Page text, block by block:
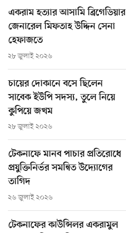
একরাম হত্যার আসামি ব্রিগেডিয়ার
জেনারেল মিফতাহ উদ্দিন সেনা
হেফাজতে
২৮ জুলাই ২০২৬
চায়ের দোকানে বসে ছিলেন
সাবেক ইউপি সদস্য, তুলে নিয়ে
কুপিয়ে জখম
২৮ জুলাই ২০২৬
টেকনাফে মানব পাচার প্রতিরোধে
প্রযুক্তিনির্ভর সমন্বিত উদ্যোগের
তাগিদ
২৬ জুলাই ২০২৬
টেকনাফের কাউন্সিলর একরামুল